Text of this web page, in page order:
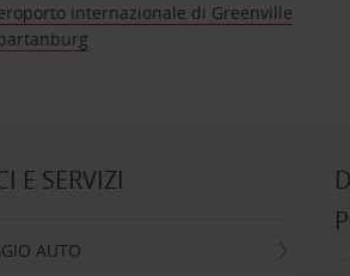
internazionale di Greenville
E SERVIZI
AUTO